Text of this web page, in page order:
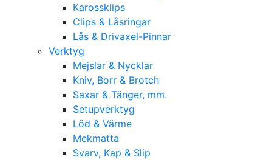
Karossklips
Clips & Låsringar
Lås & Drivaxel-Pinnar
Verktyg
Mejslar & Nycklar
Kniv, Borr & Brotch
Saxar & Tänger, mm.
Setupverktyg
Löd & Värme
Mekmatta
Svarv, Kap & Slip